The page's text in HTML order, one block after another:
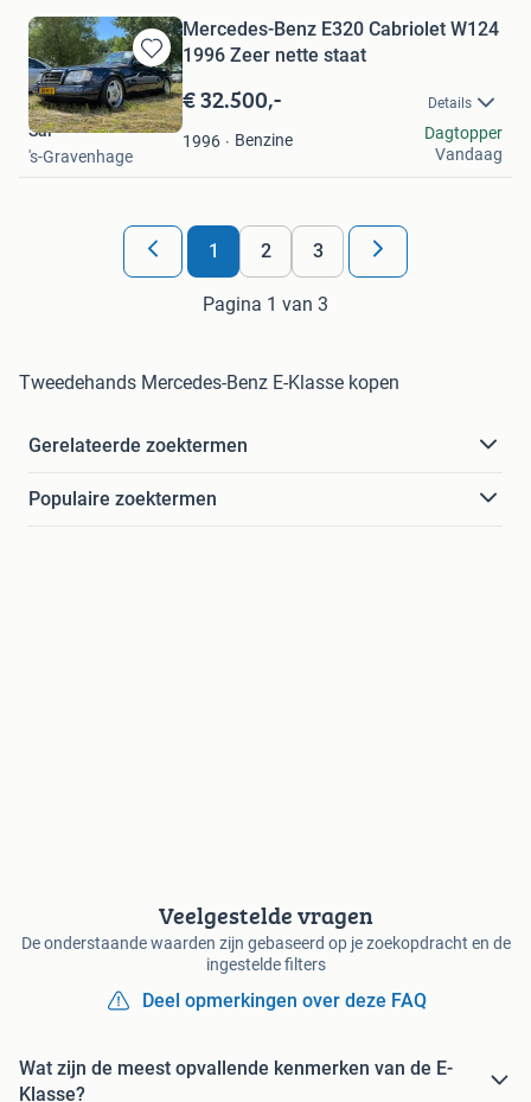
Bewaren
in
Mijn
Favorieten
Mercedes-Benz E320 Cabriolet W124
1996 Zeer nette staat
€ 32.500,- Details
1996 Benzine
Sal
's-Gravenhage
Dagtopper
Vandaag
1 2 3
Pagina 1 van 3
Tweedehands Mercedes-Benz E-Klasse kopen
Gerelateerde zoektermen
Populaire zoektermen
Veelgestelde vragen
De onderstaande waarden zijn gebaseerd op je zoekopdracht en de
ingestelde filters
Deel opmerkingen over deze FAQ
Wat zijn de meest opvallende kenmerken van de E-
Klasse?